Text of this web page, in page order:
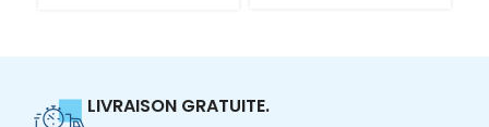
LIVRAISON GRATUITE.